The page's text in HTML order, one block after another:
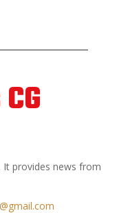
It provides news from